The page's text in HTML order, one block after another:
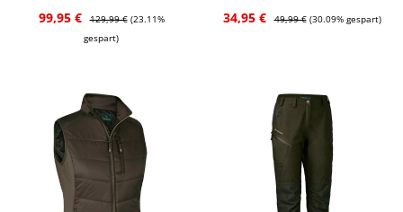
Verkaufspreis:
99,95 € Regulärer Preis:
129,99 € (23.11%
gespart)
Verkaufspreis:
34,95 € Regulärer Preis:
49,99 € (30.09% gespart)